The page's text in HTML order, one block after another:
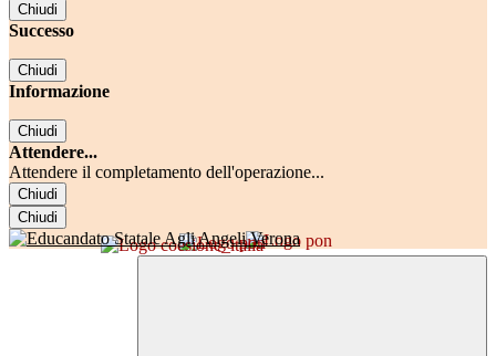
Chiudi
Successo
Chiudi
Informazione
Chiudi
Attendere...
Attendere il completamento dell'operazione...
Chiudi
Chiudi